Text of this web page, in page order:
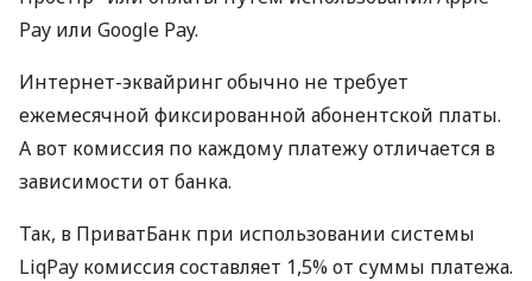
Pay или Google Pay.
Интернет-эквайринг обычно не требует
ежемесячной фиксированной абонентской платы.
А вот комиссия по каждому платежу отличается в
зависимости от банка.
Так, в ПриватБанк при использовании системы
LiqPay комиссия составляет 1,5% от суммы платежа.